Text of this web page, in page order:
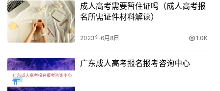
成人高考需要暂住证吗（成人高考报
名所需证件材料解读）
2023年6月8日 1.0K
广东成人高考报名报考咨询中心